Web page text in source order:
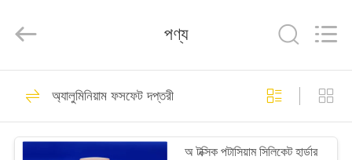
পণ্য
Rights
Reserved.
দস্তা ফসফেট রঙ্গক
পণ্য
অ্যালুমিনিয়াম ফসফেট দপ্তরী
অ টক্সিক পটাসিয়াম সিলিকেট হার্ডার